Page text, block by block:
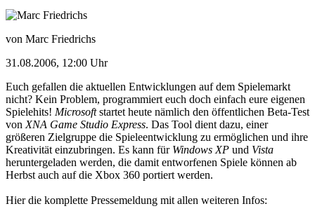
von Marc Friedrichs
31.08.2006, 12:00 Uhr
Euch gefallen die aktuellen Entwicklungen auf dem Spielemarkt
nicht? Kein Problem, programmiert euch doch einfach eure eigenen
Spielehits! Microsoftstartet heute nämlich den öffentlichen Beta-Test
von XNA Game Studio Express. Das Tool dient dazu, einer
größeren Zielgruppe die Spieleentwicklung zu ermöglichen und ihre
Kreativität einzubringen. Es kann für Windows XP und Vista
heruntergeladen werden, die damit entworfenen Spiele können ab
Herbst auch auf die Xbox 360 portiert werden.
Hier die komplette Pressemeldung mit allen weiteren Infos: